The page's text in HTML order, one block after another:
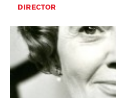
DIRECTOR